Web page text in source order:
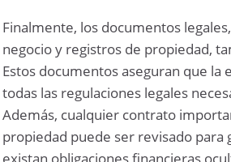
Finalmente, los documentos
negocio y registros de propiedad,
Estos documentos aseguran que la
todas las regulaciones legales
Además, cualquier contrato
propiedad puede ser revisado para